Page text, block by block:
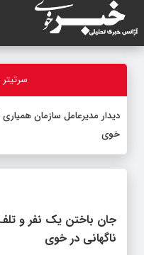
دیدار مدیرعامل سازمان همیاری
خوی
جان باختن یک نفر و
ناگهانی در خوی